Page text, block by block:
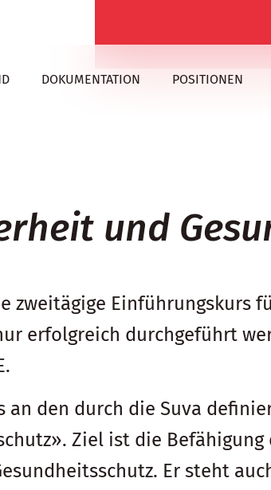
DOKUMENTATION POSITIONEN
und
zweitägige Einführungskurs
erfolgreich durchgeführt
den durch die Suva
Ziel ist die
Er steht